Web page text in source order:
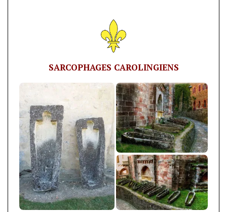
SARCOPHAGES CAROLINGIENS